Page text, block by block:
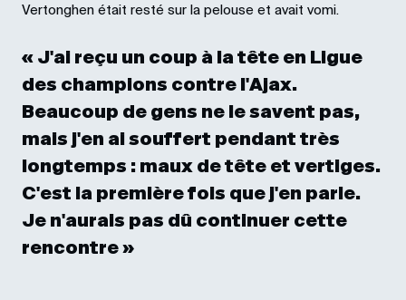
Vertonghen était resté sur la pelouse et avait vomi.
« J'ai reçu un coup à la tête en Ligue
des champions contre l'Ajax.
Beaucoup de gens ne le savent pas,
mais j'en ai souffert pendant très
longtemps : maux de tête et vertiges.
C'est la première fois que j'en parle.
Je n'aurais pas dû continuer cette
rencontre »